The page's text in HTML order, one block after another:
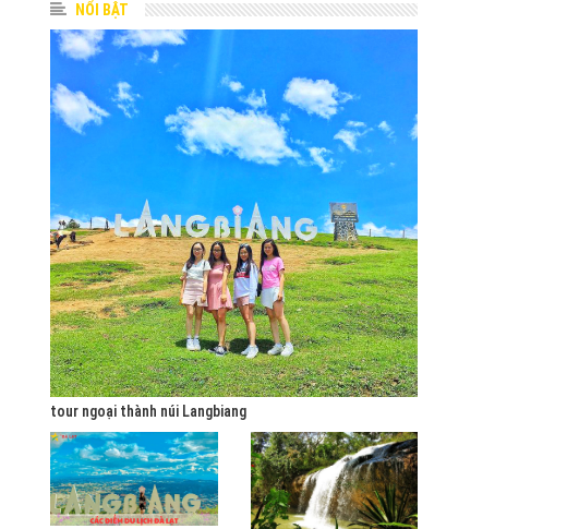
NỔI BẬT
tour ngoại thành núi Langbiang